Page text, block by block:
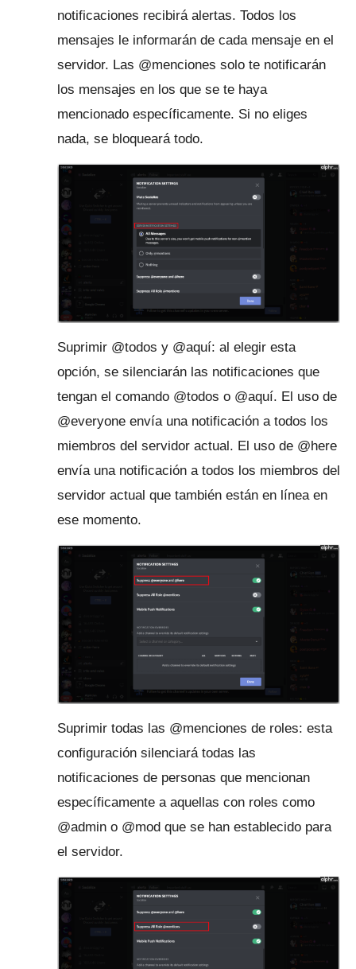
notificaciones recibirá alertas. Todos los
mensajes le informarán de cada mensaje en el
servidor. Las @menciones solo te notificarán
los mensajes en los que se te haya
mencionado específicamente. Si no eliges
nada, se bloqueará todo.
Suprimir @todos y @aquí: al elegir esta
opción, se silenciarán las notificaciones que
tengan el comando @todos o @aquí. El uso de
@everyone envía una notificación a todos los
miembros del servidor actual. El uso de @here
envía una notificación a todos los miembros del
servidor actual que también están en línea en
ese momento.
Suprimir todas las @menciones de roles: esta
configuración silenciará todas las
notificaciones de personas que mencionan
específicamente a aquellas con roles como
@admin o @mod que se han establecido para
el servidor.